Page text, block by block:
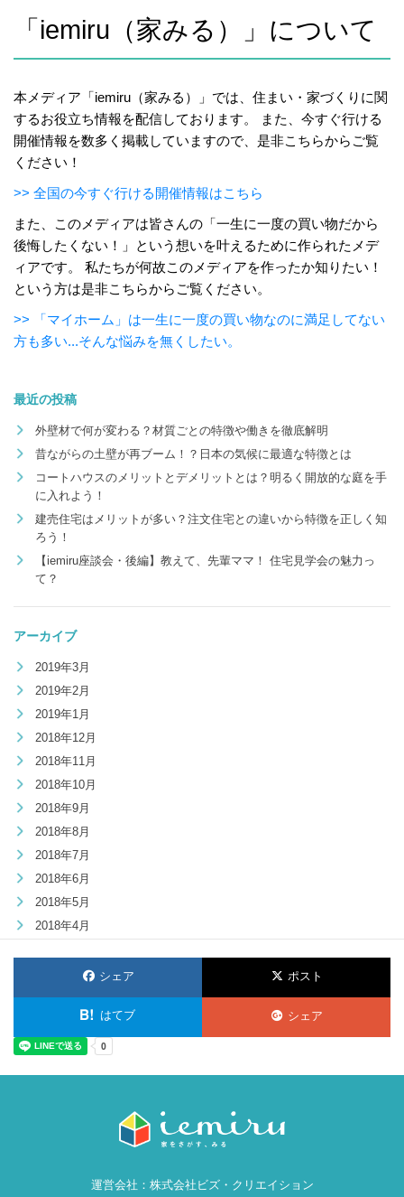
「iemiru（家みる）」について
本メディア「iemiru（家みる）」では、住まい・家づくりに関
するお役立ち情報を配信しております。 また、今すぐ行ける
開催情報を数多く掲載していますので、是非こちらからご覧
ください！
>> 全国の今すぐ行ける開催情報はこちら
また、このメディアは皆さんの「一生に一度の買い物だから
後悔したくない！」という想いを叶えるために作られたメデ
ィアです。 私たちが何故このメディアを作ったか知りたい！
という方は是非こちらからご覧ください。
>> 「マイホーム」は一生に一度の買い物なのに満足してない
方も多い...そんな悩みを無くしたい。
最近の投稿
外壁材で何が変わる？材質ごとの特徴や働きを徹底解明
昔ながらの土壁が再ブーム！？日本の気候に最適な特徴とは
コートハウスのメリットとデメリットとは？明るく開放的な庭を手
に入れよう！
建売住宅はメリットが多い？注文住宅との違いから特徴を正しく知
ろう！
【iemiru座談会・後編】教えて、先輩ママ！ 住宅見学会の魅力っ
て？
アーカイブ
2019年3月
2019年2月
2019年1月
2018年12月
2018年11月
2018年10月
2018年9月
2018年8月
2018年7月
2018年6月
2018年5月
2018年4月
シェア ポスト
はてブ シェア
運営会社： 株式会社ビズ・クリエイション